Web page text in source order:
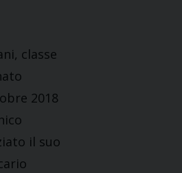
classe
2018
il suo